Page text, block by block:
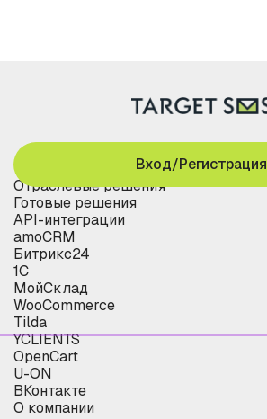
Отраслевые решения
Готовые решения
API-интеграции
amoCRM
Битрикс24
1С
МойСклад
WooCommerce
Tilda
YCLIENTS
OpenCart
U-ON
ВКонтакте
О компании
Вход/Регистрация